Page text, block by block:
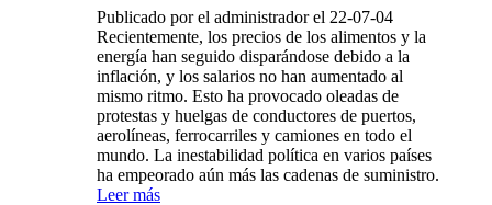
Publicado por el administrador el 22-07-04
Recientemente, los precios de los alimentos y la
energía han seguido disparándose debido a la
inflación, y los salarios no han aumentado al
mismo ritmo. Esto ha provocado oleadas de
protestas y huelgas de conductores de puertos,
aerolíneas, ferrocarriles y camiones en todo el
mundo. La inestabilidad política en varios países
ha empeorado aún más las cadenas de suministro.
Leer más